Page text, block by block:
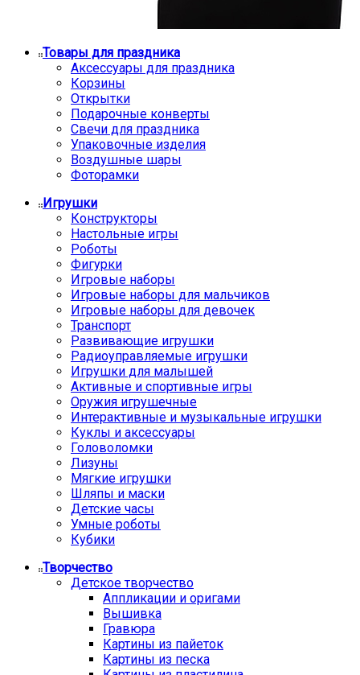
Товары для праздника
Аксессуары для праздника
Корзины
Открытки
Подарочные конверты
Свечи для праздника
Упаковочные изделия
Воздушные шары
Фоторамки
Игрушки
Конструкторы
Настольные игры
Роботы
Фигурки
Игровые наборы
Игровые наборы для мальчиков
Игровые наборы для девочек
Транспорт
Развивающие игрушки
Радиоуправляемые игрушки
Игрушки для малышей
Активные и спортивные игры
Оружия игрушечные
Интерактивные и музыкальные игрушки
Куклы и аксессуары
Головоломки
Лизуны
Мягкие игрушки
Шляпы и маски
Детские часы
Умные роботы
Кубики
Творчество
Детское творчество
Аппликации и оригами
Вышивка
Гравюра
Картины из пайеток
Картины из песка